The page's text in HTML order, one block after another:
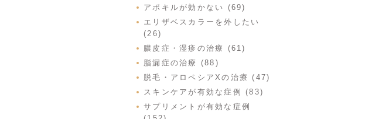
アポキルが効かない (69)
エリザベスカラーを外したい
(26)
膿皮症・湿疹の治療 (61)
脂漏症の治療 (88)
脱毛・アロペシアXの治療 (47)
スキンケアが有効な症例 (83)
サプリメントが有効な症例